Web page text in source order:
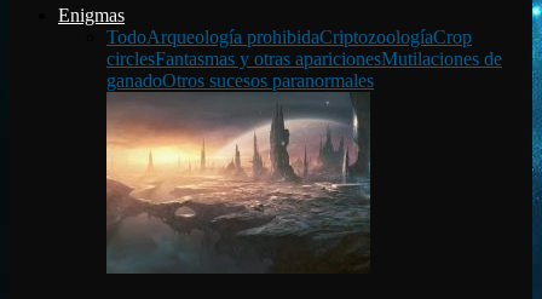
Enigmas
TodoArqueología prohibidaCriptozoologíaCrop
circlesFantasmas y otras aparicionesMutilaciones de
ganadoOtros sucesos paranormales